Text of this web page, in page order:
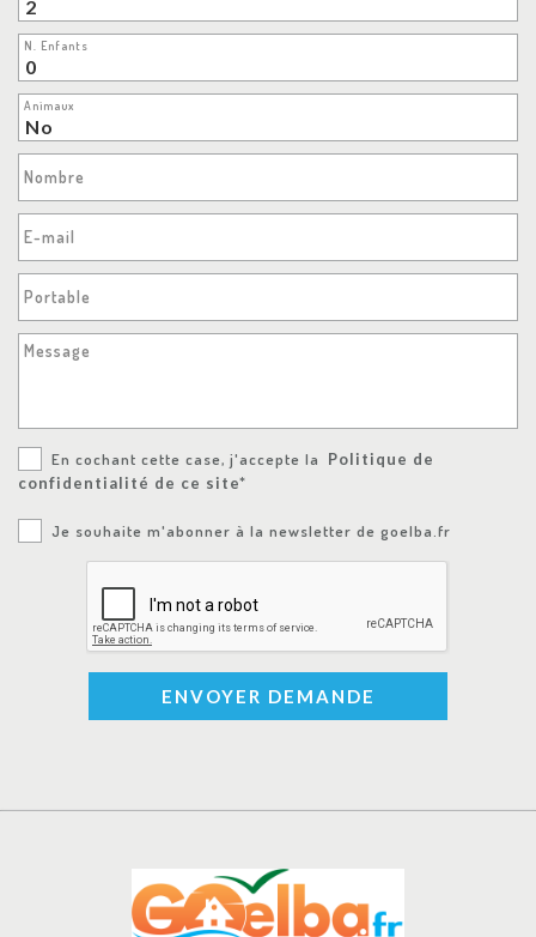
N. Enfants
Animaux
Nombre
E-mail
Portable
Message
En cochant cette case, j'accepte la
Politique de
confidentialité de ce site*
Je souhaite m'abonner à la newsletter de goelba.fr
ENVOYER DEMANDE